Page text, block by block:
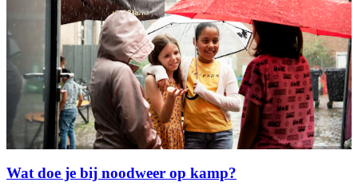
Wat doe je bij noodweer op kamp?